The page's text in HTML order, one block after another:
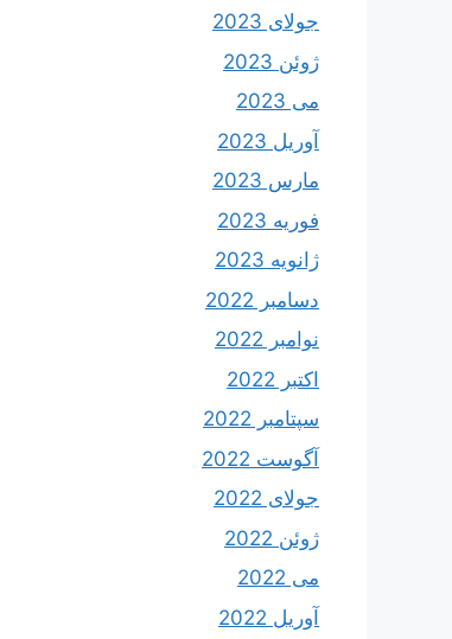
جولای 2023
ژوئن 2023
می 2023
آوریل 2023
مارس 2023
فوریه 2023
ژانویه 2023
دسامبر 2022
نوامبر 2022
اکتبر 2022
سپتامبر 2022
آگوست 2022
جولای 2022
ژوئن 2022
می 2022
آوریل 2022